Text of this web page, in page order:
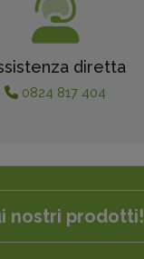
diretta
0824 817 404
nostri prodotti!